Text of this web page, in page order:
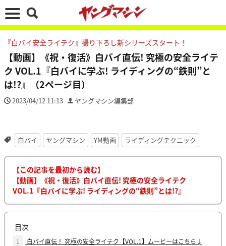
『白バイ安全ライテク』撮り下ろし新シリーズスタート！
【動画】《祝・復活》白バイ直伝! 究極の安全ライテ
ク VOL.1『白バイに学ぶ! ライディングの“鉄則”と
は!?』（2ページ目）
2023/04/12 11:13 ヤングマシン編集部
白バイ ヤングマシン YM動画 ライディングテクニック
【この記事を最初から読む】
【動画】《祝・復活》白バイ直伝! 究極の安全ライテク
VOL.1『白バイに学ぶ! ライディングの“鉄則”とは!?』
目次
1 白バイ直伝！ 究極の安全ライテク【VOL.1】ムービーはこちら↓